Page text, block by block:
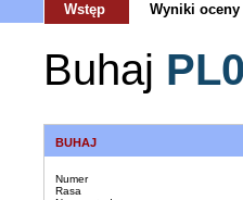
Wstęp Wyniki
Buhaj
BUHAJ
Numer
Rasa